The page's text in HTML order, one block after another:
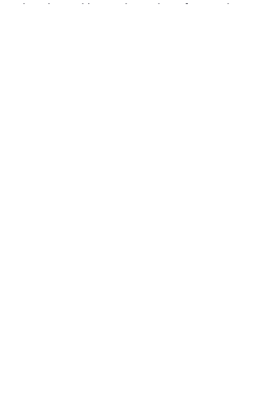
chambres d’hôpital, en désinfectant les